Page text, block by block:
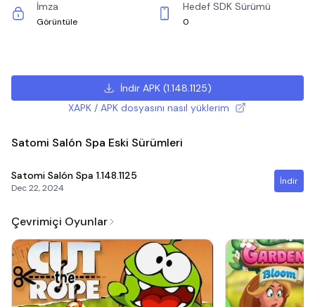
İmza
Görüntüle
Hedef SDK Sürümü
0
İndir APK(1.148.1125)
XAPK / APK dosyasını nasıl yüklerim
Satomi Salón Spa Eski Sürümleri
Satomi Salón Spa 1.148.1125
Dec 22, 2024
İndir
Çevrimiçi Oyunlar